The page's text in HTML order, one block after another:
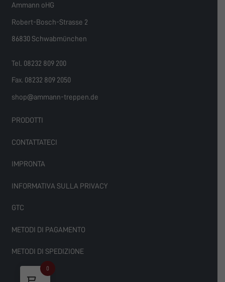
Ammann oHG
Robert-Bosch-Strasse 2
86830 Schwabmünchen
Tel. 08232 809 200
Fax. 08232 809 2050
shop@ammann-treppen.de
PRODOTTI
CONTATTATECI
IMPRONTA
INFORMATIVA SULLA PRIVACY
GTC
METODI DI PAGAMENTO
METODI DI SPEDIZIONE
0